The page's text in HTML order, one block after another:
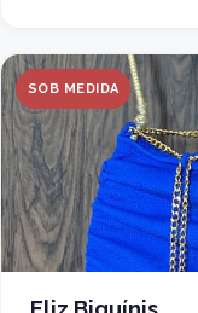
SOB MEDIDA